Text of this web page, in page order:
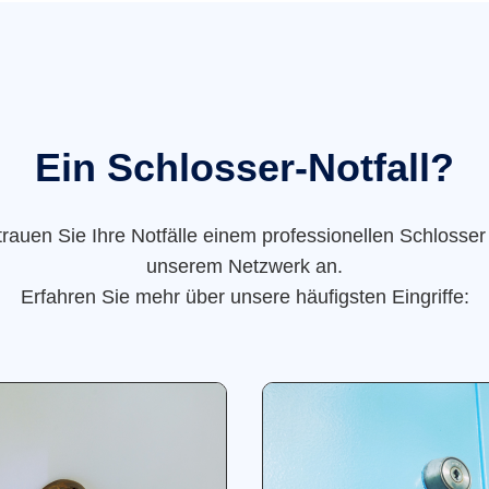
Ein Schlosser-Notfall?
Sie Ihre Notfälle einem professionellen
unserem Netzwerk an.
Erfahren Sie mehr über unsere häufigsten Eingriffe: